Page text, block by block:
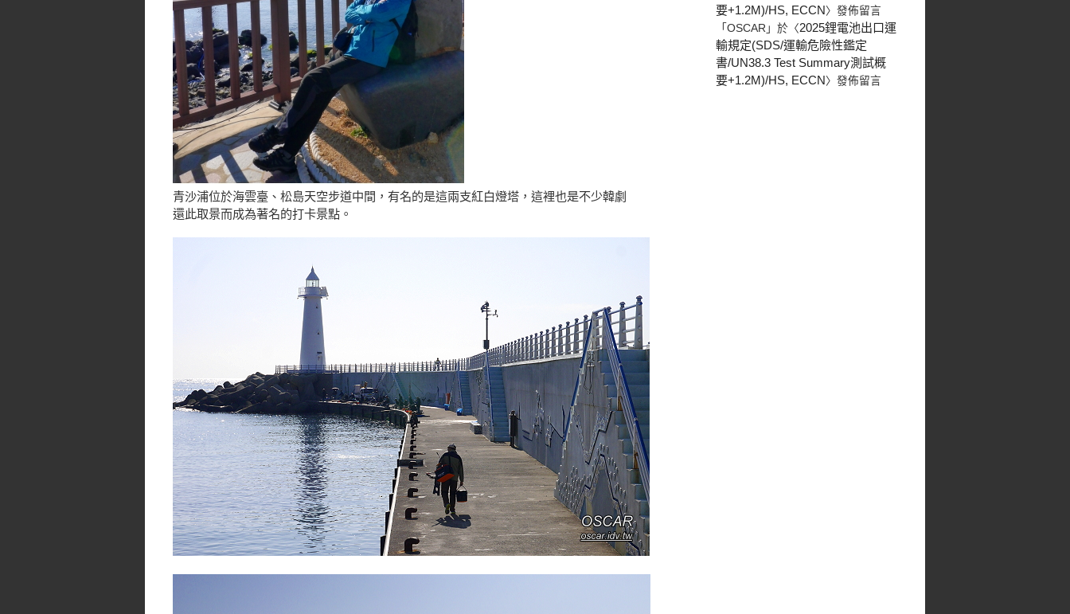
青沙浦位於海雲臺、松島天空步道中間，有名的是這兩支紅白燈塔，這裡也是不少韓劇
還此取景而成為著名的打卡景點。
要+1.2M)/HS, ECCN〉發佈留言
「 OSCAR 」於〈2025鋰電池出口運
輸規定(SDS/運輸危險性鑑定
書/UN38.3 Test Summary測試概
要+1.2M)/HS, ECCN〉發佈留言